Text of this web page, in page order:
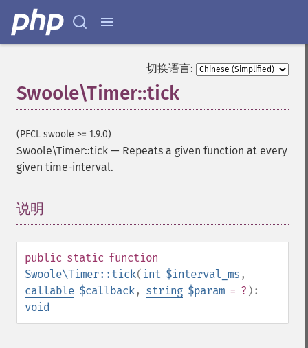
切换语言:
Swoole\Timer::tick
(PECL swoole >= 1.9.0)
Swoole\Timer::tick — Repeats a given function at every
given time-interval.
说明
public static function
Swoole\Timer::tick( int $interval_ms ,
callable $callback, string $param = ? ):
void